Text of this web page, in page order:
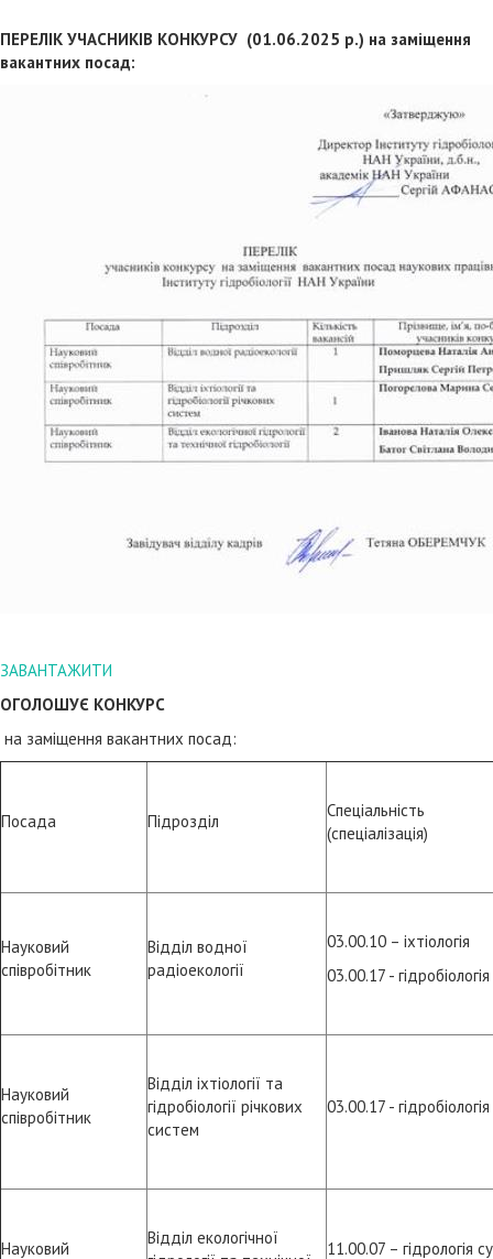
ПЕРЕЛІК УЧАСНИКІВ КОНКУРСУ (01.06.2025 р.) на заміщення
вакантних посад:
ЗАВАНТАЖИТИ
ОГОЛОШУЄ КОНКУРС
на заміщення вакантних посад:
Посада Підрозділ
Спеціальність
(спеціалізація)
Науковий
співробітник
Відділ водної
радіоекології
03.00.10 – іхтіологія
03.00.17 - гідробіологія
Науковий
співробітник
Відділ іхтіології та
гідробіології річкових
систем
03.00.17 - гідробіологія
Науковий
Відділ екологічної
11.00.07 – гідрологія